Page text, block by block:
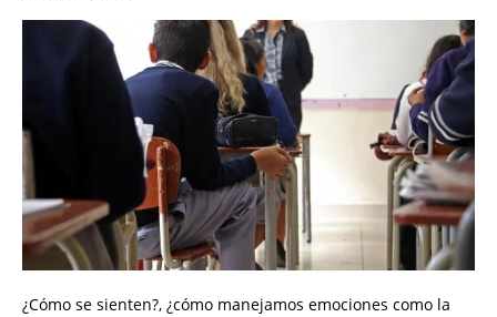
¿Cómo se sienten?, ¿cómo manejamos emociones como la